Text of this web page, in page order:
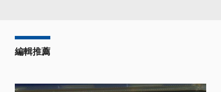
編輯推薦